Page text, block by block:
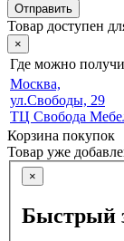
Отправить
Товар доступен
×
Где можно
Москва,
ул.Свободы, 29
ТЦ Свобода
Корзина покупок
Товар уже
×
Быстрый